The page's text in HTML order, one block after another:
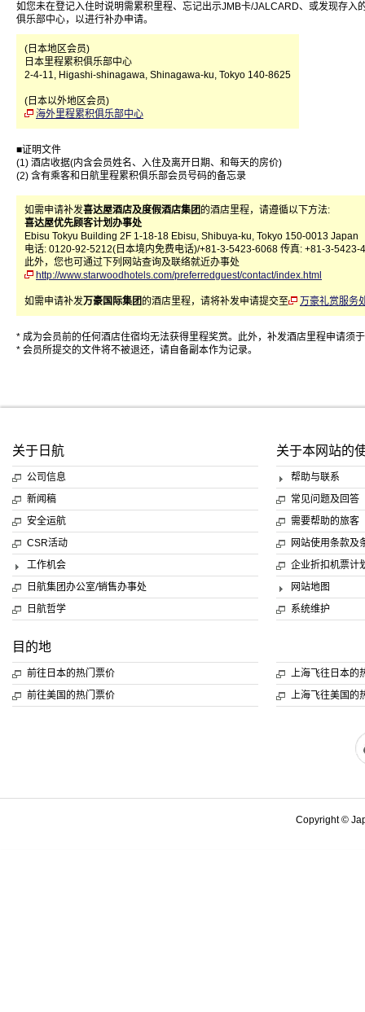
如您未在登记入住时说明需累积里程、忘记出示JMB卡/JALCARD、或发现存
俱乐部中心，以进行补办申请。
(日本地区会员)
日本里程累积俱乐部中心
2-4-11, Higashi-shinagawa, Shinagawa-ku, Tokyo 140-8625
(日本以外地区会员)
海外里程累积俱乐部中心
■证明文件
(1) 酒店收据(内含会员姓名、入住及离开日期、和每天的房价)
(2) 含有乘客和日航里程累积俱乐部会员号码的备忘录
如需申请补发喜达屋酒店及度假酒店集团 的酒店里程，请遵循以下方法:
喜达屋优先顾客计划办事处
Ebisu Tokyu Building 2F 1-18-18 Ebisu, Shibuya-ku, Tokyo 150-0013 Japan
电话: 0120-92-5212(日本境内免费电话)/+81-3-5423-6068 传真: +81-3-5423-
此外，您也可通过下列网站查询及联络就近办事处
http://www.starwoodhotels.com/preferredguest/contact/index.html
如需申请补发万豪国际集团 的酒店里程，请将补发申请提交至 万豪礼赏服务
* 成为会员前的任何酒店住宿均无法获得里程奖赏。此外，补发酒店里程申请须
* 会员所提交的文件将不被退还，请自备副本作为记录。
关于日航
公司信息
新闻稿
安全运航
CSR活动
工作机会
日航集团办公室/销售办事处
日航哲学
关于本网站的
帮助与联系
常见问题及回答
需要帮助的旅客
网站使用条款及
企业折扣机票计
网站地图
系统维护
目的地
前往日本的热门票价
前往美国的热门票价
上海飞往日本的
上海飞往美国的
Copyright ©